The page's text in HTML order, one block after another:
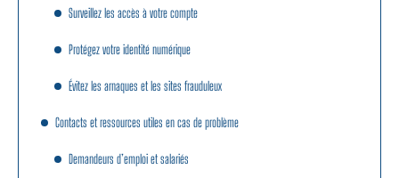
Surveillez les accès à votre compte
Protégez votre identité numérique
Évitez les arnaques et les sites frauduleux
Contacts et ressources utiles en cas de problème
Demandeurs d’emploi et salariés